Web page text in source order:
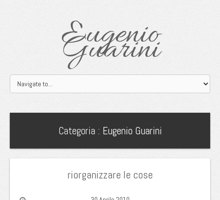
Eugenio
Guarini
Categoria : Eugenio Guarini
riorganizzare le cose